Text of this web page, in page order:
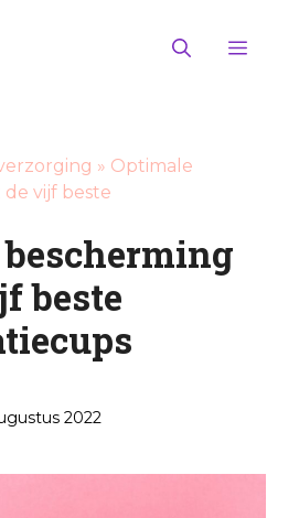
» Optimale
vijf beste
beste
2022